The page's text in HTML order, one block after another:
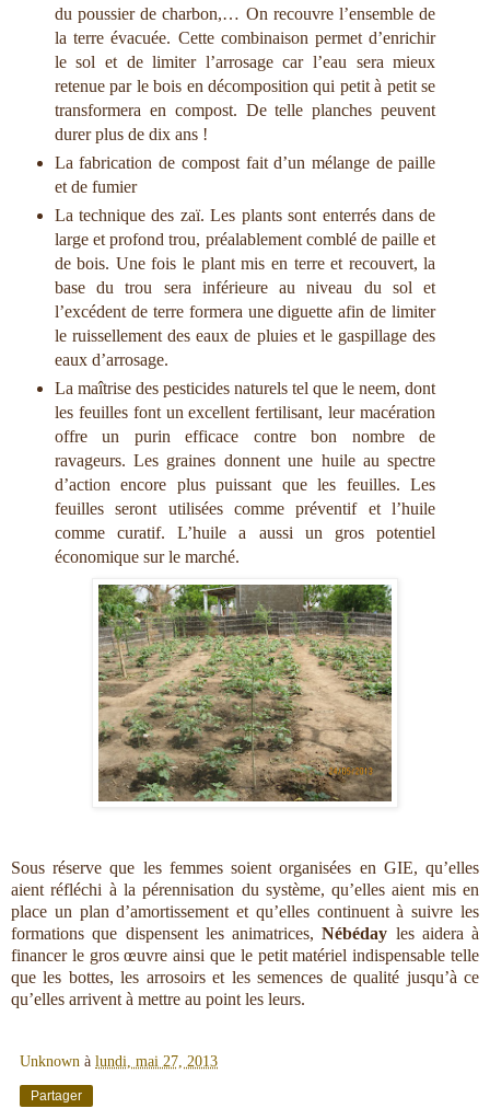
du poussier de charbon,… On recouvre l’ensemble de
la terre évacuée. Cette combinaison permet d’enrichir
le sol et de limiter l’arrosage car l’eau sera mieux
retenue par le bois en décomposition qui petit à petit se
transformera en compost. De telle planches peuvent
durer plus de dix ans !
La fabrication de compost fait d’un mélange de paille
et de fumier
La technique des zaï. Les plants sont enterrés dans de
large et profond trou, préalablement comblé de paille et
de bois. Une fois le plant mis en terre et recouvert, la
base du trou sera inférieure au niveau du sol et
l’excédent de terre formera une diguette afin de limiter
le ruissellement des eaux de pluies et le gaspillage des
eaux d’arrosage.
La maîtrise des pesticides naturels tel que le neem, dont
les feuilles font un excellent fertilisant, leur macération
offre un purin efficace contre bon nombre de
ravageurs. Les graines donnent une huile au spectre
d’action encore plus puissant que les feuilles. Les
feuilles seront utilisées comme préventif et l’huile
comme curatif. L’huile a aussi un gros potentiel
économique sur le marché.
Sous réserve que les femmes soient organisées en GIE, qu’elles
aient réfléchi à la pérennisation du système, qu’elles aient mis en
place un plan d’amortissement et qu’elles continuent à suivre les
formations que dispensent les animatrices,Nébéday les aidera à
financer le gros œuvre ainsi que le petit matériel indispensable telle
que les bottes, les arrosoirs et les semences de qualité jusqu’à ce
qu’elles arrivent à mettre au point les leurs.
Unknown à lundi, mai 27, 2013
Partager